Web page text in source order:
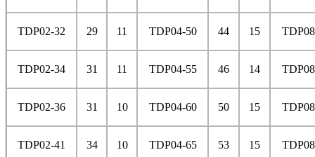
TDP02-32 29 11 TDP04-50 44 15
TDP02-34 31 11 TDP04-55 46 14
TDP02-36 31 10 TDP04-60 50 15
TDP02-41 34 10 TDP04-65 53 15